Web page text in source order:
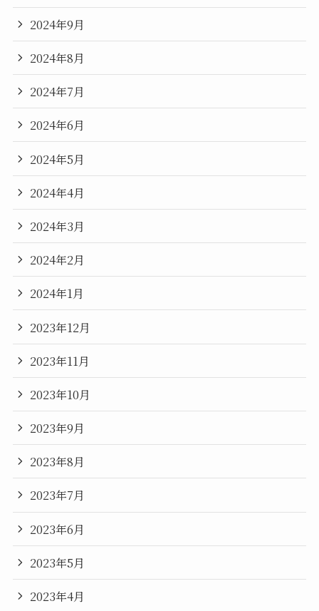
2024年9月
2024年8月
2024年7月
2024年6月
2024年5月
2024年4月
2024年3月
2024年2月
2024年1月
2023年12月
2023年11月
2023年10月
2023年9月
2023年8月
2023年7月
2023年6月
2023年5月
2023年4月